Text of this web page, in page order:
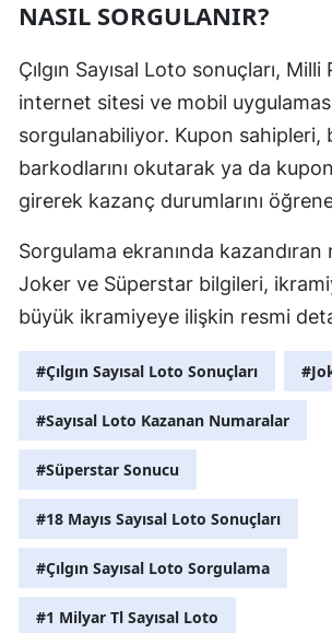
NASIL SORGULANIR?
Çılgın Sayısal Loto sonuçları,
internet sitesi ve mobil
sorgulanabiliyor. Kupon sahipleri,
barkodlarını okutarak ya da
girerek kazanç durumlarını
Sorgulama ekranında kazandıran
Joker ve Süperstar bilgileri,
büyük ikramiyeye ilişkin resmi
#Çılgın Sayısal Loto Sonuçları
#Sayısal Loto Kazanan Numaralar
#Süperstar Sonucu
#18 Mayıs Sayısal Loto Sonuçları
#Çılgın Sayısal Loto Sorgulama
#1 Milyar Tl Sayısal Loto